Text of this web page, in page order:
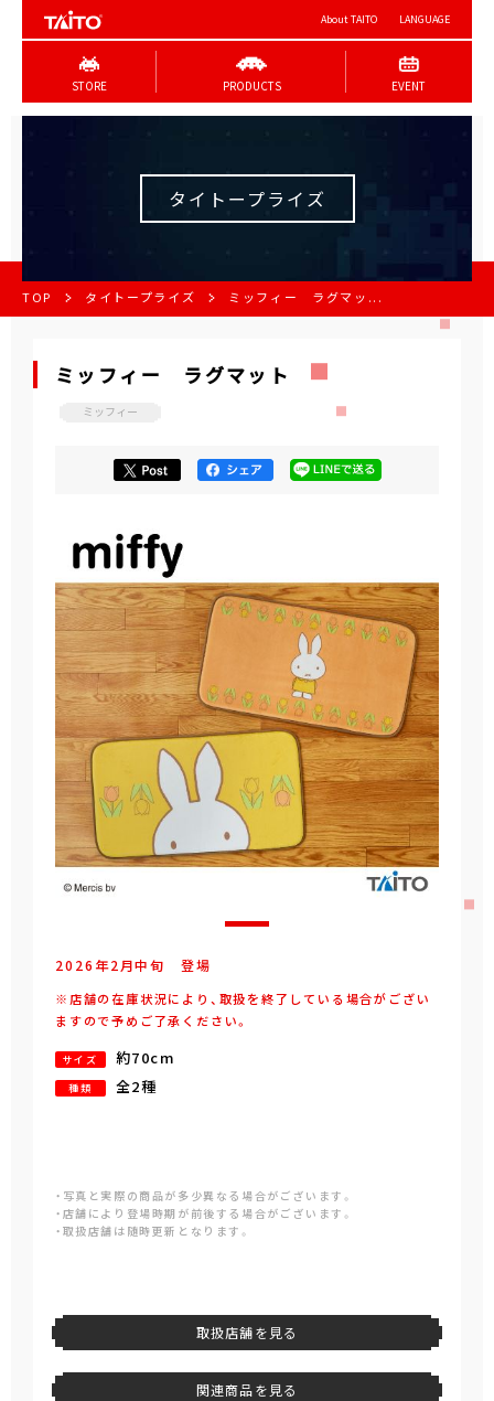
About TAITO LANGUAGE
STORE PRODUCTS EVENT
タイトープライズ
TOP タイトープライズ ミッフィー ラグマッ...
ミッフィー ラグマット
ミッフィー
2026年2月中旬 登場
※店舗の在庫状況により、取扱を終了している場合がござい
ますので予めご了承ください。
サイズ 約70cm
種類 全2種
・写真と実際の商品が多少異なる場合がございます。
・店舗により登場時期が前後する場合がございます。
・取扱店舗は随時更新となります。
取扱店舗を見る
関連商品を見る